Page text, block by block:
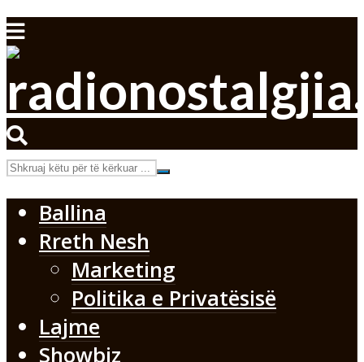
Ballina
Rreth Nesh
Marketing
Politika e Privatësisë
Lajme
Showbiz